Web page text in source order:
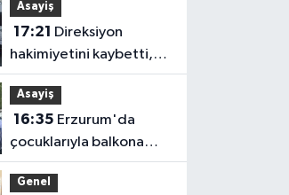
Asayiş
17:21
hakimiyetini kaybetti,
karşı şeritteki otomobile
çarptı
Asayiş
16:35
çocuklarıyla balkona
çıkan uzaklaştırma
kararlı koca ikna edildi
Genel